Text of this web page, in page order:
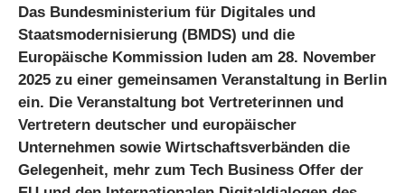
Das Bundesministerium für Digitales und
Staatsmodernisierung (BMDS) und die
Europäische Kommission luden am 28. November
2025 zu einer gemeinsamen Veranstaltung in Berlin
ein. Die Veranstaltung bot Vertreterinnen und
Vertretern deutscher und europäischer
Unternehmen sowie Wirtschaftsverbänden die
Gelegenheit, mehr zum Tech Business Offer der